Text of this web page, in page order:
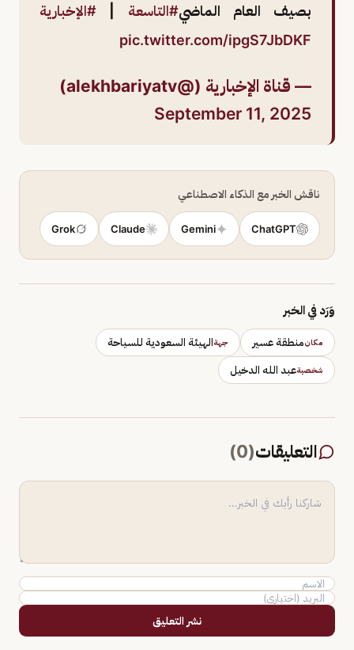
بصيف العام الماضي#التاسعة
#الإخبارية
pic.twitter.com/ipgS7JbDKF
— قناة الإخبارية (@alekhbariyatv)
September 11, 2025
ناقش الخبر مع الذكاء الاصطناعي
ChatGPT
Gemini
Claude
Grok
وَرَد في الخبر
مكانمنطقة عسير جهةالهيئة السعودية للسياحة
شخصيةعبد الله الدخيل
التعليقات(
0
)
نشر التعليق